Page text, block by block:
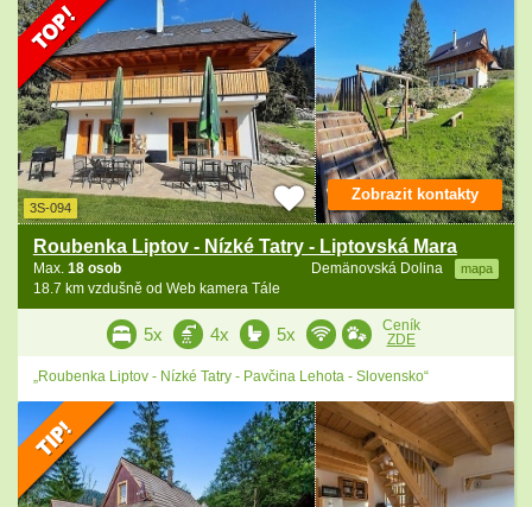
3S-094
Roubenka Liptov - Nízké Tatry - Liptovská Mara
Demänovská Dolina mapa
Max. 18 osob
18.7 km vzdušně od Web kamera Tále
Zobrazit kontakty
5x 4x 5x
Ceník
ZDE
„Roubenka Liptov - Nízké Tatry - Pavčina Lehota - Slovensko“